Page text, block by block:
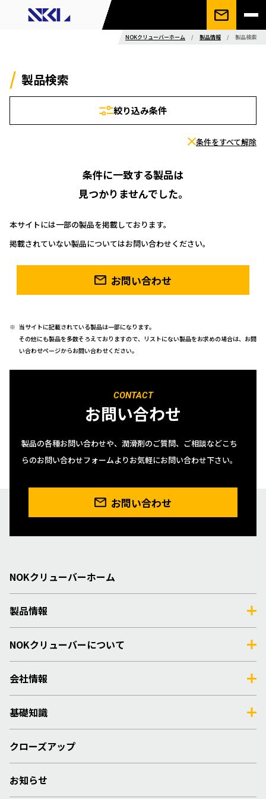
NOKクリューバーホーム / 製品情報 / 製品検索
製品検索
絞り込み条件
条件をすべて解除
条件に一致する製品は
見つかりませんでした。
本サイトには一部の製品を掲載しております。
掲載されていない製品についてはお問い合わせください。
お問い合わせ
当サイトに記載されている製品は一部になります。
その他にも製品を多数そろえておりますので、リストにない製品をお求めの場合は、お問
い合わせページからお問い合わせください。
CONTACT
お問い合わせ
製品の各種お問い合わせや、潤滑剤のご質問、ご相談などこち
らのお問い合わせフォームよりお気軽にお問い合わせ下さい。
お問い合わせ
NOKクリューバーホーム
製品情報
NOKクリューバーについて
会社情報
基礎知識
クローズアップ
お知らせ